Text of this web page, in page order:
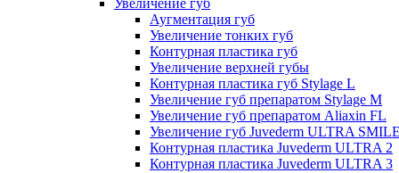
Увеличение губ
Аугментация губ
Увеличение тонких губ
Контурная пластика губ
Увеличение верхней губы
Контурная пластика губ Stylage L
Увеличение губ препаратом Stylage M
Увеличение губ препаратом Aliaxin FL
Увеличение губ Juvederm ULTRA
Контурная пластика Juvederm ULTRA 2
Контурная пластика Juvederm ULTRA 3